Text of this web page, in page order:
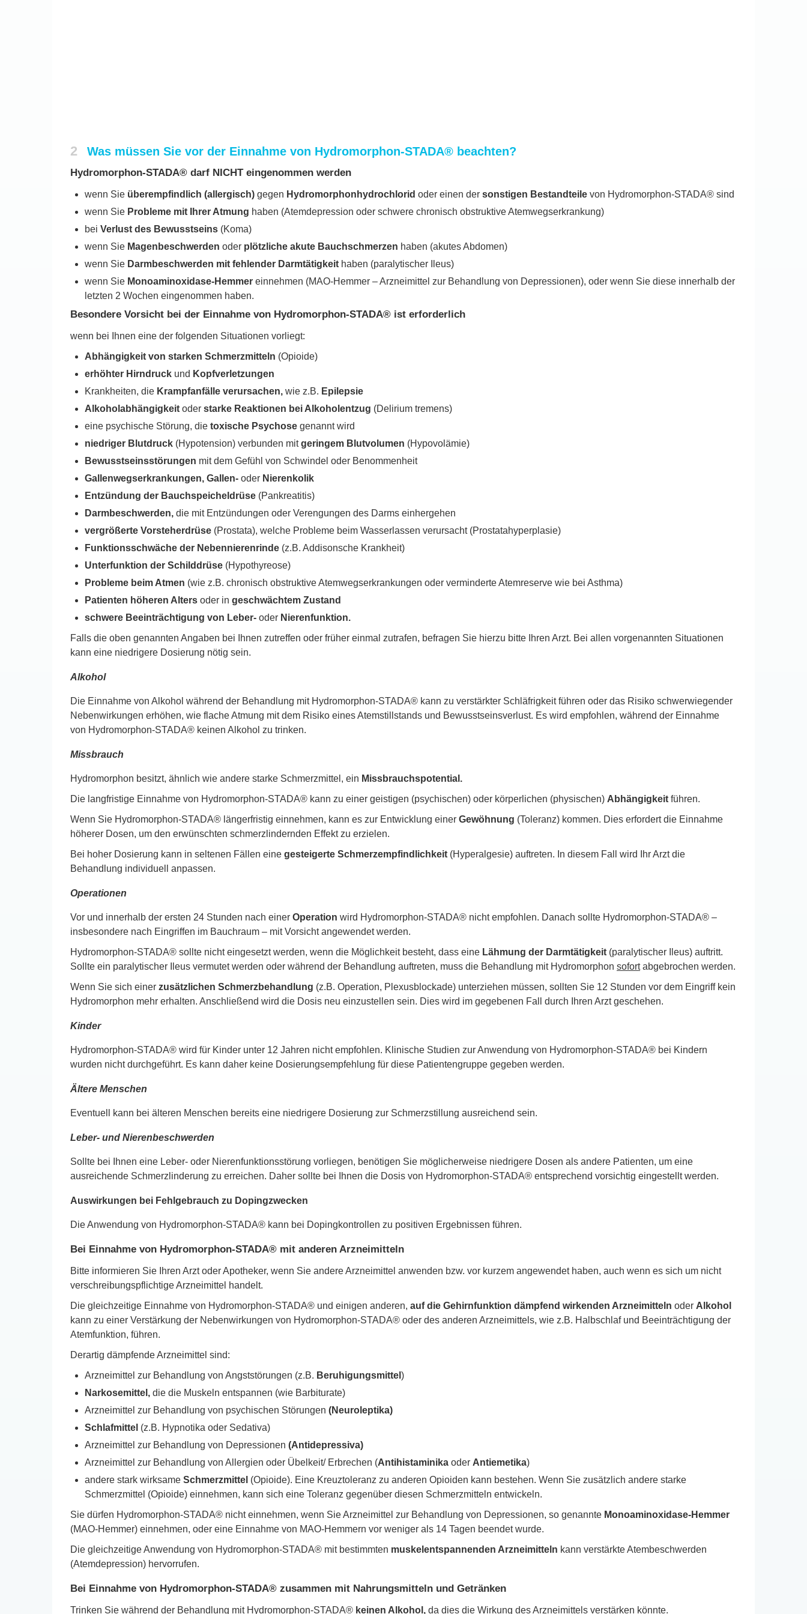
2 Was müssen Sie vor der Einnahme von Hydromorphon-STADA® beachten?
Hydromorphon-STADA® darf NICHT eingenommen werden
wenn Sie überempfindlich (allergisch) gegen Hydromorphonhydrochlorid oder einen der sonstigen Bestandteile von Hydromorphon-STADA® sind
wenn Sie Probleme mit Ihrer Atmung haben (Atemdepression oder schwere chronisch obstruktive Atemwegserkrankung)
bei Verlust des Bewusstseins (Koma)
wenn Sie Magenbeschwerden oder plötzliche akute Bauchschmerzen haben (akutes Abdomen)
wenn Sie Darmbeschwerden mit fehlender Darmtätigkeit haben (paralytischer Ileus)
wenn Sie Monoaminoxidase-Hemmer einnehmen (MAO-Hemmer – Arzneimittel zur Behandlung von Depressionen), oder wenn Sie diese innerhalb der
letzten 2 Wochen eingenommen haben.
Besondere Vorsicht bei der Einnahme von Hydromorphon-STADA® ist erforderlich
wenn bei Ihnen eine der folgenden Situationen vorliegt:
Abhängigkeit von starken Schmerzmitteln (Opioide)
erhöhter Hirndruck und Kopfverletzungen
Krankheiten, die Krampfanfälle verursachen, wie z.B. Epilepsie
Alkoholabhängigkeit oder starke Reaktionen bei Alkoholentzug (Delirium tremens)
eine psychische Störung, die toxische Psychose genannt wird
niedriger Blutdruck (Hypotension) verbunden mitgeringem Blutvolumen (Hypovolämie)
Bewusstseinsstörungen mit dem Gefühl von Schwindel oder Benommenheit
Gallenwegserkrankungen, Gallen- oder Nierenkolik
Entzündung der Bauchspeicheldrüse (Pankreatitis)
Darmbeschwerden, die mit Entzündungen oder Verengungen des Darms einhergehen
vergrößerte Vorsteherdrüse (Prostata), welche Probleme beim Wasserlassen verursacht (Prostatahyperplasie)
Funktionsschwäche der Nebennierenrinde (z.B. Addisonsche Krankheit)
Unterfunktion der Schilddrüse (Hypothyreose)
Probleme beim Atmen (wie z.B. chronisch obstruktive Atemwegserkrankungen oder verminderte Atemreserve wie bei Asthma)
Patienten höheren Alters oder in geschwächtem Zustand
schwere Beeinträchtigung von Leber- oder Nierenfunktion.
Falls die oben genannten Angaben bei Ihnen zutreffen oder früher einmal zutrafen, befragen Sie hierzu bitte Ihren Arzt. Bei allen vorgenannten Situationen
kann eine niedrigere Dosierung nötig sein.
Alkohol
Die Einnahme von Alkohol während der Behandlung mit Hydromorphon-STADA® kann zu verstärkter Schläfrigkeit führen oder das Risiko schwerwiegender
Nebenwirkungen erhöhen, wie flache Atmung mit dem Risiko eines Atemstillstands und Bewusstseinsverlust. Es wird empfohlen, während der Einnahme
von Hydromorphon-STADA® keinen Alkohol zu trinken.
Missbrauch
Hydromorphon besitzt, ähnlich wie andere starke Schmerzmittel, ein Missbrauchspotential.
Die langfristige Einnahme von Hydromorphon-STADA® kann zu einer geistigen (psychischen) oder körperlichen (physischen) Abhängigkeit führen.
Wenn Sie Hydromorphon-STADA® längerfristig einnehmen, kann es zur Entwicklung einer Gewöhnung (Toleranz) kommen. Dies erfordert die Einnahme
höherer Dosen, um den erwünschten schmerzlindernden Effekt zu erzielen.
Bei hoher Dosierung kann in seltenen Fällen eine gesteigerte Schmerzempfindlichkeit (Hyperalgesie) auftreten. In diesem Fall wird Ihr Arzt die
Behandlung individuell anpassen.
Operationen
Vor und innerhalb der ersten 24 Stunden nach einer Operation wird Hydromorphon-STADA® nicht empfohlen. Danach sollte Hydromorphon-STADA® –
insbesondere nach Eingriffen im Bauchraum – mit Vorsicht angewendet werden.
Hydromorphon-STADA® sollte nicht eingesetzt werden, wenn die Möglichkeit besteht, dass eine Lähmung der Darmtätigkeit (paralytischer Ileus) auftritt.
Sollte ein paralytischer Ileus vermutet werden oder während der Behandlung auftreten, muss die Behandlung mit Hydromorphon sofortabgebrochen werden.
Wenn Sie sich einer zusätzlichen Schmerzbehandlung (z.B. Operation, Plexusblockade) unterziehen müssen, sollten Sie 12 Stunden vor dem Eingriff kein
Hydromorphon mehr erhalten. Anschließend wird die Dosis neu einzustellen sein. Dies wird im gegebenen Fall durch Ihren Arzt geschehen.
Kinder
Hydromorphon-STADA® wird für Kinder unter 12 Jahren nicht empfohlen. Klinische Studien zur Anwendung von Hydromorphon-STADA® bei Kindern
wurden nicht durchgeführt. Es kann daher keine Dosierungsempfehlung für diese Patientengruppe gegeben werden.
Ältere Menschen
Eventuell kann bei älteren Menschen bereits eine niedrigere Dosierung zur Schmerzstillung ausreichend sein.
Leber- und Nierenbeschwerden
Sollte bei Ihnen eine Leber- oder Nierenfunktionsstörung vorliegen, benötigen Sie möglicherweise niedrigere Dosen als andere Patienten, um eine
ausreichende Schmerzlinderung zu erreichen. Daher sollte bei Ihnen die Dosis von Hydromorphon-STADA® entsprechend vorsichtig eingestellt werden.
Auswirkungen bei Fehlgebrauch zu Dopingzwecken
Die Anwendung von Hydromorphon-STADA® kann bei Dopingkontrollen zu positiven Ergebnissen führen.
Bei Einnahme von Hydromorphon-STADA® mit anderen Arzneimitteln
Bitte informieren Sie Ihren Arzt oder Apotheker, wenn Sie andere Arzneimittel anwenden bzw. vor kurzem angewendet haben, auch wenn es sich um nicht
verschreibungspflichtige Arzneimittel handelt.
Die gleichzeitige Einnahme von Hydromorphon-STADA® und einigen anderen, auf die Gehirnfunktion dämpfend wirkenden Arzneimitteln oder Alkohol
kann zu einer Verstärkung der Nebenwirkungen von Hydromorphon-STADA® oder des anderen Arzneimittels, wie z.B. Halbschlaf und Beeinträchtigung der
Atemfunktion, führen.
Derartig dämpfende Arzneimittel sind:
Arzneimittel zur Behandlung von Angststörungen (z.B. Beruhigungsmittel )
Narkosemittel, die die Muskeln entspannen (wie Barbiturate)
Arzneimittel zur Behandlung von psychischen Störungen (Neuroleptika)
Schlafmittel (z.B. Hypnotika oder Sedativa)
Arzneimittel zur Behandlung von Depressionen (Antidepressiva)
Arzneimittel zur Behandlung von Allergien oder Übelkeit/ Erbrechen (Antihistaminika oder Antiemetika)
andere stark wirksame Schmerzmittel (Opioide). Eine Kreuztoleranz zu anderen Opioiden kann bestehen. Wenn Sie zusätzlich andere starke
Schmerzmittel (Opioide) einnehmen, kann sich eine Toleranz gegenüber diesen Schmerzmitteln entwickeln.
Sie dürfen Hydromorphon-STADA® nicht einnehmen, wenn Sie Arzneimittel zur Behandlung von Depressionen, so genannte Monoaminoxidase-Hemmer
(MAO-Hemmer) einnehmen, oder eine Einnahme von MAO-Hemmern vor weniger als 14 Tagen beendet wurde.
Die gleichzeitige Anwendung von Hydromorphon-STADA® mit bestimmten muskelentspannenden Arzneimitteln kann verstärkte Atembeschwerden
(Atemdepression) hervorrufen.
Bei Einnahme von Hydromorphon-STADA® zusammen mit Nahrungsmitteln und Getränken
Trinken Sie während der Behandlung mit Hydromorphon-STADA® keinen Alkohol, da dies die Wirkung des Arzneimittels verstärken könnte.